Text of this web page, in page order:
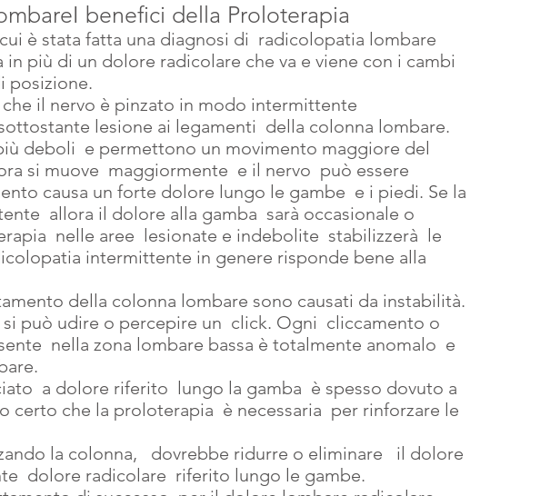
benefici della Proloterapia
è stata fatta una diagnosi di  radicolopatia lombare
in più di un dolore radicolare che va e viene con i cambi
posizione.
il nervo è pinzato in modo intermittente
lesione ai legamenti  della colonna lombare.
deboli  e permettono un movimento maggiore del
si muove  maggiormente  e il nervo  può essere
causa un forte dolore lungo le gambe  e i piedi. Se la
allora il dolore alla gamba  sarà occasionale o
nelle aree  lesionate e indebolite  stabilizzerà  le
intermittente in genere risponde bene alla
della colonna lombare sono causati da instabilità.
può udire o percepire un  click. Ogni  cliccamento o
nella zona lombare bassa è totalmente anomalo  e
a dolore riferito  lungo la gamba  è spesso dovuto a
certo che la proloterapia  è necessaria  per rinforzare le
la colonna,   dovrebbe ridurre o eliminare   il dolore
dolore radicolare  riferito lungo le gambe.